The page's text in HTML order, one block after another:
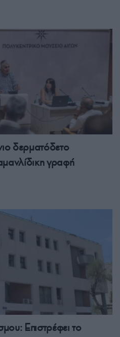
δερματόδετο
γραφή
Επιστρέφει το